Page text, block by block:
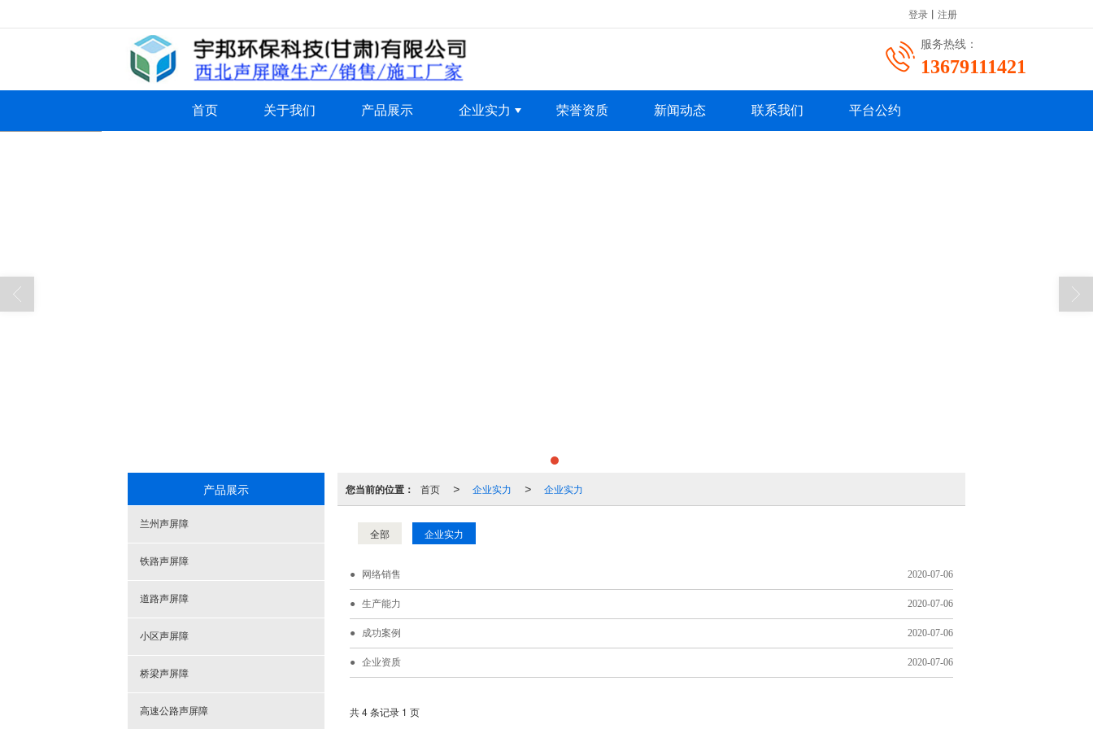
登录 丨 注册
服务热线：
13679111421
首页 关于我们 产品展示 企业实力 荣誉资质 新闻动态 联系我们 平台公约
您当前的位置： 首页 > 企业实力 > 企业实力
全部 企业实力
网络销售 2020-07-06
生产能力 2020-07-06
成功案例 2020-07-06
企业资质 2020-07-06
共 4 条记录 1 页
产品展示
兰州声屏障
铁路声屏障
道路声屏障
小区声屏障
桥梁声屏障
高速公路声屏障